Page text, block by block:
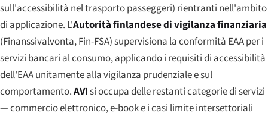
sull'accessibilità nel trasporto passeggeri) rientranti nell'ambito
di applicazione. L'Autorità finlandese di vigilanza finanziaria
(Finanssivalvonta, Fin-FSA) supervisiona la conformità EAA per i
servizi bancari al consumo, applicando i requisiti di accessibilità
dell'EAA unitamente alla vigilanza prudenziale e sul
comportamento.AVIsi occupa delle restanti categorie di servizi
— commercio elettronico, e-book e i casi limite intersettoriali